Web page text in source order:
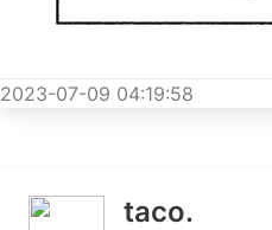
2023-07-09 04:19:58
taco.